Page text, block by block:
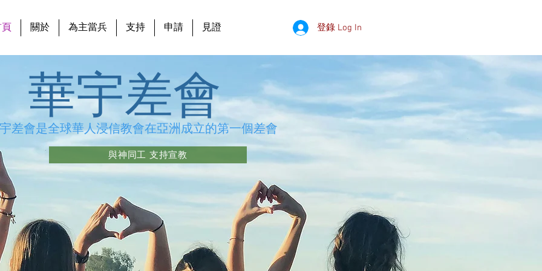
關於 為主當兵 支持 申請 見證 登錄 Log In
華宇差會
差會是全球華人浸信教會在亞洲成立的第一個差會
與神同工 支持宣教